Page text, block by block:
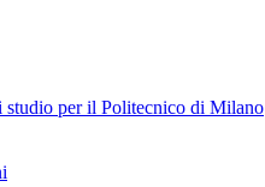
studio per il Politecnico di Milano